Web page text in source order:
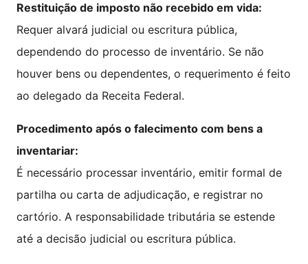
Restituição de imposto não recebido em vida:
Requer alvará judicial ou escritura pública,
dependendo do processo de inventário. Se não
houver bens ou dependentes, o requerimento é feito
ao delegado da Receita Federal.
Procedimento após o falecimento com bens a
inventariar:
É necessário processar inventário, emitir formal de
partilha ou carta de adjudicação, e registrar no
cartório. A responsabilidade tributária se estende
até a decisão judicial ou escritura pública.